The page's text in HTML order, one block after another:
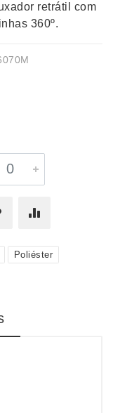
retrátil com
360º.
Poliéster